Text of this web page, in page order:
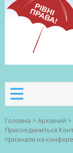
Головна > Архівний >
Присоединиться
признали на